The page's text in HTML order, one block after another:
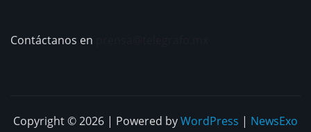
Contáctanos en
Copyright © 2026 | Powered byWordPress | NewsExo